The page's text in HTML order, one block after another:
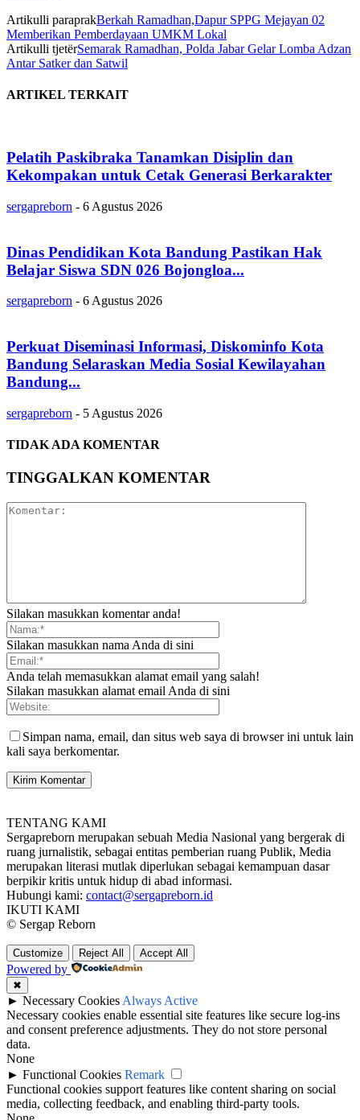
Artikulli paraprakBerkah Ramadhan,Dapur SPPG Mejayan 02
Memberikan Pemberdayaan UMKM Lokal
Artikulli tjetërSemarak Ramadhan, Polda Jabar Gelar Lomba Adzan
Antar Satker dan Satwil
ARTIKEL TERKAIT
Pelatih Paskibraka Tanamkan Disiplin dan
Kekompakan untuk Cetak Generasi Berkarakter
sergapreborn - 6 Agustus 2026
Dinas Pendidikan Kota Bandung Pastikan Hak
Belajar Siswa SDN 026 Bojongloa...
sergapreborn - 6 Agustus 2026
Perkuat Diseminasi Informasi, Diskominfo Kota
Bandung Selaraskan Media Sosial Kewilayahan
Bandung...
sergapreborn - 5 Agustus 2026
TIDAK ADA KOMENTAR
TINGGALKAN KOMENTAR
Silakan masukkan komentar anda!
Silakan masukkan nama Anda di sini
Anda telah memasukkan alamat email yang salah!
Silakan masukkan alamat email Anda di sini
Simpan nama, email, dan situs web saya di browser ini untuk lain
kali saya berkomentar.
TENTANG KAMI
Sergapreborn merupakan sebuah Media Nasional yang bergerak di
ruang jurnalistik, sebagai entitas pemberian ruang Publik, Media
merupakan literasi mutlak diperlukan sebagai kemampuan dasar
berpikir kritis untuk hidup di abad informasi.
Hubungi kami: contact@sergapreborn.id
IKUTI KAMI
© Sergap Reborn
Customize Reject All Accept All
Powered by
✖
► Necessary Cookies Always Active
Necessary cookies enable essential site features like secure log-ins
and consent preference adjustments. They do not store personal
data.
None
► Functional Cookies Remark
Functional cookies support features like content sharing on social
media, collecting feedback, and enabling third-party tools.